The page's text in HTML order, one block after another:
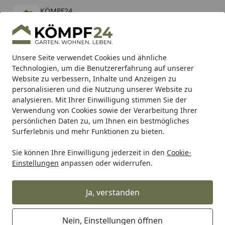
Unsere Seite verwendet Cookies und ähnliche
Technologien, um die Benutzererfahrung auf unserer
Website zu verbessern, Inhalte und Anzeigen zu
personalisieren und die Nutzung unserer Website zu
analysieren. Mit Ihrer Einwilligung stimmen Sie der
Verwendung von Cookies sowie der Verarbeitung Ihrer
persönlichen Daten zu, um Ihnen ein bestmögliches
Surferlebnis und mehr Funktionen zu bieten.
Sie können Ihre Einwilligung jederzeit in den Cookie-
Einstellungen anpassen oder widerrufen.
Ja, verstanden
Nein, Einstellungen öffnen
KÖMPF24
kostenlos - Im App Store
Hotline
Alle Produkte
Mein Konto
Suchen
Karibu Pools inkl. gratis Sandfilteranlage & Pool-
Starterset (Gesamtwert bis 468,99€)
Startseite
SBS Bremsbeläge Off Road SBS Bremsbelag 519SI
SBS Bremsbelag 519SI Offroad